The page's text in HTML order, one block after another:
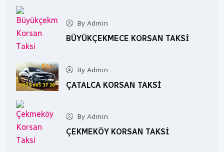
By Admin
BÜYÜKÇEKMECE KORSAN TAKSI
By Admin
ÇATALCA KORSAN TAKSI
By Admin
ÇEKMEKÖY KORSAN TAKSI